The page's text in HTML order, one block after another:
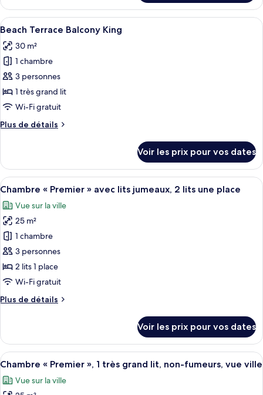
très
grand
lit,
non-
fumeurs,
vue
ville
le
type
de
Chambre
Deluxe,
très
grand
lit,
non-
fumeurs,
Afficher
toutes
les
photos
pour
ce
type
chambre :
Balcony
King
Literie hypoallergénique, minibar,
7
Beach Terrace Balcony King
30 m²
1 chambre
3 personnes
1 très grand lit
Wi-Fi gratuit
Plus de détails
Plus
le
type
de
Beach
Terrace
Balcony
King
Voir les prix pour vos dates
Afficher
toutes
les
photos
pour
ce
type
de
chambre :
Chambre
»
avec
lits
jumeaux,
Une chambre d’hôtel avec un
5
Chambre « Premier » avec lits jumeaux, 2 lits une place
Vue sur la ville
25 m²
1 chambre
3 personnes
2 lits 1 place
Wi-Fi gratuit
Plus de détails
Plus
le
type
de
Chambre
Voir les prix pour vos dates
Afficher
toutes
les
Une chambre d’hôtel moderne
7
Chambre « Premier », 1 très grand lit, non-fumeurs, vue ville
Vue sur la ville